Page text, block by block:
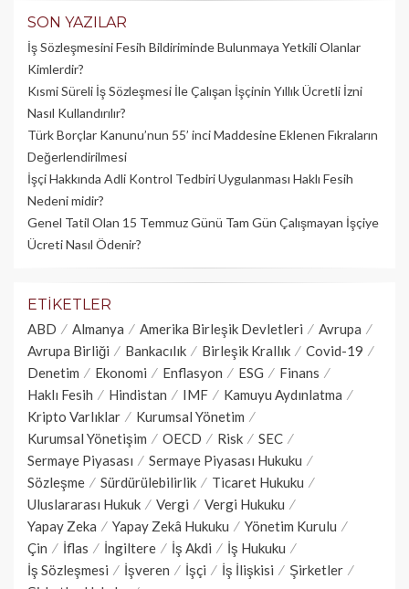
SON YAZILAR
İş Sözleşmesini Fesih Bildiriminde Bulunmaya Yetkili Olanlar
Kimlerdir?
Kısmi Süreli İş Sözleşmesi İle Çalışan İşçinin Yıllık Üc­retli İzni
Nasıl Kullandırılır?
Türk Borçlar Kanunu’nun 55’ inci Maddesine Eklenen Fıkraların
Değerlendirilmesi
İşçi Hakkında Adli Kontrol Tedbiri Uygulanması Haklı Fesih
Nedeni midir?
Genel Tatil Olan 15 Temmuz Günü Tam Gün Çalışmayan İşçiye
Ücreti Nasıl Ödenir?
ETIKETLER
ABD Almanya Amerika Birleşik Devletleri
Avrupa
Avrupa Birliği
Bankacılık Birleşik Krallık
Covid-19
Denetim
Ekonomi Enflasyon ESG
Finans
Haklı Fesih
Hindistan IMF
Kamuyu Aydınlatma
Kripto Varlıklar
Kurumsal Yönetim
Kurumsal Yönetişim
OECD Risk
SEC
Sermaye Piyasası
Sermaye Piyasası Hukuku
Sözleşme
Sürdürülebilirlik
Ticaret Hukuku
Uluslararası Hukuk
Vergi
Vergi Hukuku
Yapay Zeka
Yapay Zekâ Hukuku
Yönetim Kurulu
Çin
İflas İngiltere İş Akdi
İş Hukuku
İş Sözleşmesi
İşveren İşçi İş İlişkisi
Şirketler